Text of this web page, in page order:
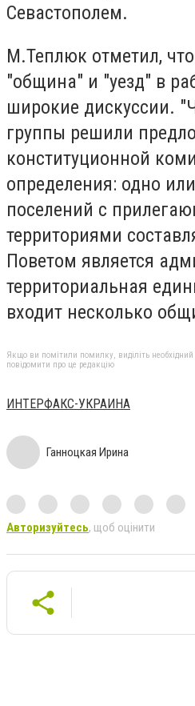
Севастополем.
М.Теплюк отметил,
"община" и "уезд" в
широкие дискуссии.
группы решили
конституционной
определения: одно
поселений с
территориями
Поветом является
территориальная
входит несколько
Якщо ви помітили помилку, виділіть
повідомити про це редакцію
ИНТЕРФАКС-УКРАИНА
Ганноцкая Ирина
Авторизуйтесь, щоб оцінити